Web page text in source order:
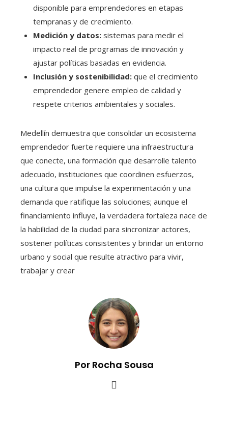
disponible para emprendedores en etapas
tempranas y de crecimiento.
Medición y datos: sistemas para medir el
impacto real de programas de innovación y
ajustar políticas basadas en evidencia.
Inclusión y sostenibilidad: que el crecimiento
emprendedor genere empleo de calidad y
respete criterios ambientales y sociales.
Medellín demuestra que consolidar un ecosistema
emprendedor fuerte requiere una infraestructura
que conecte, una formación que desarrolle talento
adecuado, instituciones que coordinen esfuerzos,
una cultura que impulse la experimentación y una
demanda que ratifique las soluciones; aunque el
financiamiento influye, la verdadera fortaleza nace de
la habilidad de la ciudad para sincronizar actores,
sostener políticas consistentes y brindar un entorno
urbano y social que resulte atractivo para vivir,
trabajar y crear
Por Rocha Sousa